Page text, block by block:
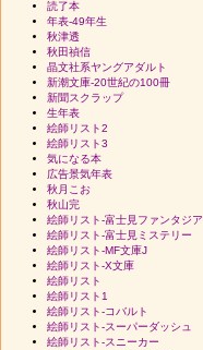
読了本
年表-49年生
秋津透
秋田禎信
晶文社系ヤングアダルト
新潮文庫-20世紀の100冊
新聞スクラップ
生年表
絵師リスト2
絵師リスト3
気になる本
広告景気年表
秋月こお
秋山完
絵師リスト-富士見ファンタジア
絵師リスト-富士見ミステリー
絵師リスト-MF文庫J
絵師リスト-X文庫
絵師リスト
絵師リスト1
絵師リスト-コバルト
絵師リスト-スーパーダッシュ
絵師リスト-スニーカー